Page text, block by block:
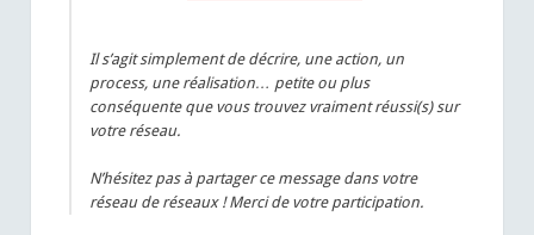
Il s’agit simplement de décrire, une action, un
process, une réalisation… petite ou plus
conséquente que vous trouvez vraiment réussi(s) sur
votre réseau.
N’hésitez pas à partager ce message dans votre
réseau de réseaux ! Merci de votre participation.